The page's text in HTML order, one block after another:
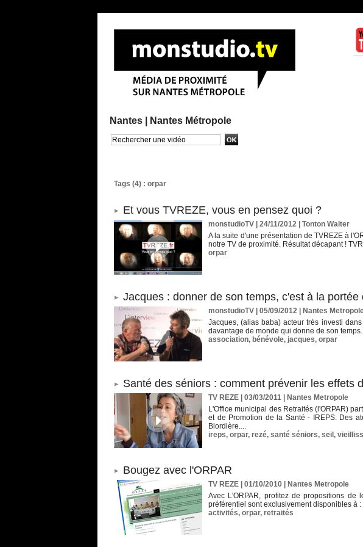
Nantes | Nantes Métropole
Tags (4) : orpar
Et vous TVREZE, vous en pensez quoi ?
monstudioTV | 24/11/2012
Tonton Walter
A la suite d'une présentation de TVREZE à
notre TV de proximité. Résultat décapant !
orpar
Jacques : donner de son temps, c'est à la portée
monstudioTV | 05/09/2012
Nantes
Jacques, (alias baba) acteur très investi
davantage de monde qui donne de son
association, bénévole, jacques, orpar
Santé des séniors : comment prévenir les effets
TV REZE | 03/03/2011
Nantes Metropole
L'Office municipal des Retraités (l'ORPAR)
et de Promotion de la Santé - IREPS. Des
Blordière....
ireps, orpar, rezé, santé séniors, seil ,
Bougez avec l'ORPAR
TV REZE | 01/10/2010
Nantes Metropole
Avec L'ORPAR, profitez de propositions
préférentiel sont exclusivement disponibles
activités, orpar, retraités